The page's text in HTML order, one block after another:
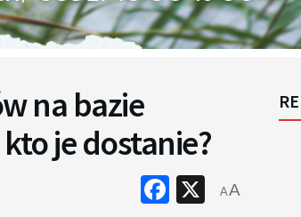
na bazie
je dostanie?
Facebook
X
AA